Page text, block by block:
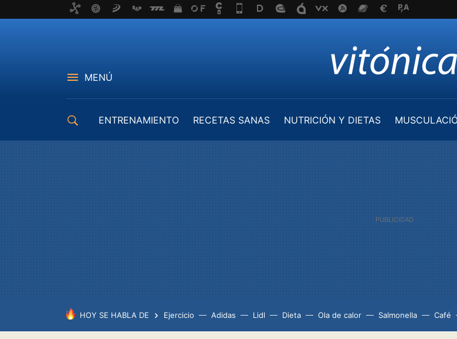
MENÚ
ENTRENAMIENTO RECETAS SANAS NUTRICIÓN Y DIETAS
HOY SE HABLA DE Ejercicio Adidas Lidl Dieta Ola de calor Salmonella Café